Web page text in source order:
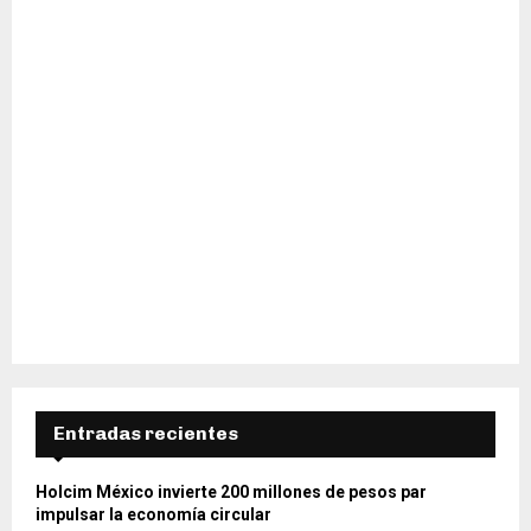
Entradas recientes
Holcim México invierte 200 millones de pesos par
impulsar la economía circular